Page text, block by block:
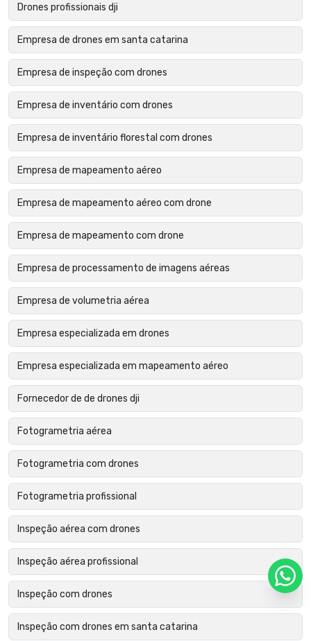
Drones profissionais dji
Empresa de drones em santa catarina
Empresa de inspeção com drones
Empresa de inventário com drones
Empresa de inventário florestal com drones
Empresa de mapeamento aéreo
Empresa de mapeamento aéreo com drone
Empresa de mapeamento com drone
Empresa de processamento de imagens aéreas
Empresa de volumetria aérea
Empresa especializada em drones
Empresa especializada em mapeamento aéreo
Fornecedor de de drones dji
Fotogrametria aérea
Fotogrametria com drones
Fotogrametria profissional
Inspeção aérea com drones
Inspeção aérea profissional
Inspeção com drones
Inspeção com drones em santa catarina